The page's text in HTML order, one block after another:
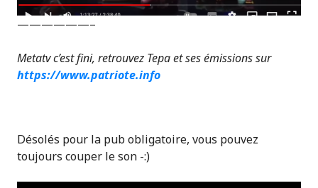
——————–
Metatv c’est fini, retrouvez Tepa et ses émissions sur
https://www.patriote.info
Désolés pour la pub obligatoire, vous pouvez
toujours couper le son -:)